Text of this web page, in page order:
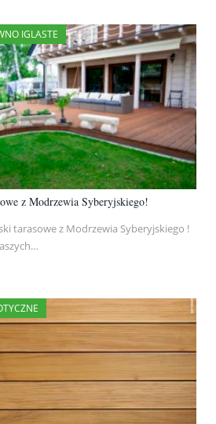
IGLASTE
z Modrzewia Syberyjskiego!
tarasowe z Modrzewia Syberyjskiego !